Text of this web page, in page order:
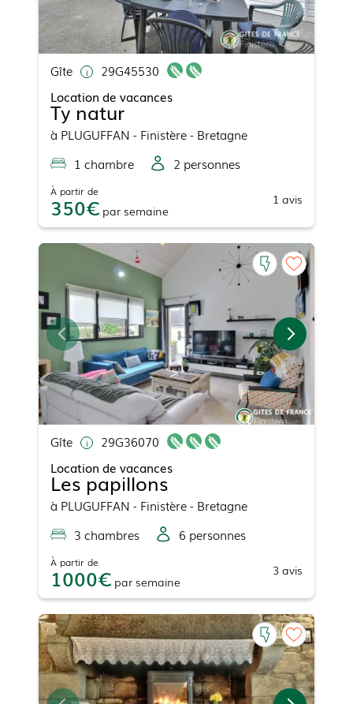
Gîte
29G45530
Location de vacances
Ty natur
à PLUGUFFAN - Finistère - Bretagne
1 chambre 2 personnes
À partir de
350 par semaine
1 avis
Gîte
29G36070
Location de vacances
Les papillons
à PLUGUFFAN - Finistère - Bretagne
3 chambres 6 personnes
À partir de
1000 par semaine
3 avis